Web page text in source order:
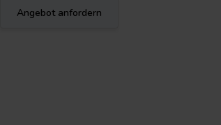
Angebot anfordern